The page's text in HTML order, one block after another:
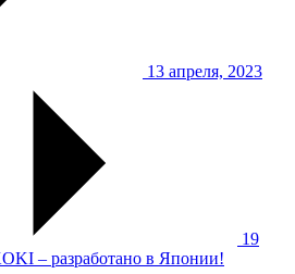
13 апреля, 2023
19
– разработано в Японии!